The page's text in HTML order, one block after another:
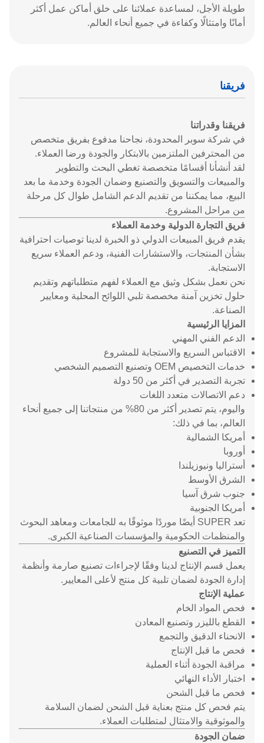
طويلة الأجل، لمساعدة عملائنا على خلق أماكن عمل أكثر
أمانًا وامتثالًا وكفاءة في جميع أنحاء العالم.
فريقنا
فريقنا وقدراتنا
في شركة سوبر المحدودة، نجاحنا مدفوع بفريق متخصص
من المحترفين الملتزمين بالابتكار والجودة ورضا العملاء.
لقد أنشأنا أقسامًا متخصصة تغطي البحث والتطوير
والمبيعات والتسويق والتصنيع وضمان الجودة وخدمة ما بعد
البيع، مما يمكننا من تقديم الدعم الشامل طوال كل مرحلة
من مراحل المشروع.
فريق التجارة الدولية وخدمة العملاء
يقدم فريق المبيعات الدولي ذو الخبرة لدينا توصيات احترافية
بشأن المنتجات، والاستشارات الفنية، ودعم العملاء سريع
الاستجابة.
نحن نعمل بشكل وثيق مع العملاء لفهم متطلباتهم وتقديم
حلول تخزين آمنة مخصصة تلبي اللوائح المحلية ومعايير
الصناعة.
المزايا الرئيسية
الدعم الفني المهني
الاقتباس السريع والاستجابة للمشروع
خدمات التخصيص OEM وتصنيع التصميم الشخصي
تجربة التصدير في أكثر من 50 دولة
دعم الاتصالات متعدد اللغات
واليوم، يتم تصدير أكثر من 80% من منتجاتنا إلى جميع أنحاء
العالم، بما في ذلك:
أمريكا الشمالية
أوروبا
أستراليا ونيوزيلندا
الشرق الأوسط
جنوب شرق آسيا
أمريكا الجنوبية
تعد SUPER أيضًا موردًا موثوقًا به للجامعات ومعاهد البحوث
والمنظمات الحكومية والمؤسسات الصناعية الكبرى.
التميز في التصنيع
يعمل قسم الإنتاج لدينا وفقًا لإجراءات تصنيع صارمة وأنظمة
إدارة الجودة لضمان تلبية كل منتج لأعلى المعايير.
عملية الإنتاج
فحص المواد الخام
القطع بالليزر وتصنيع المعادن
الانحناء الدقيق والتجمع
فحص ما قبل الإنتاج
مراقبة الجودة أثناء العملية
اختبار الأداء النهائي
فحص ما قبل الشحن
يتم فحص كل منتج بعناية قبل الشحن لضمان السلامة
والموثوقية والامتثال لمتطلبات العملاء.
ضمان الجودة